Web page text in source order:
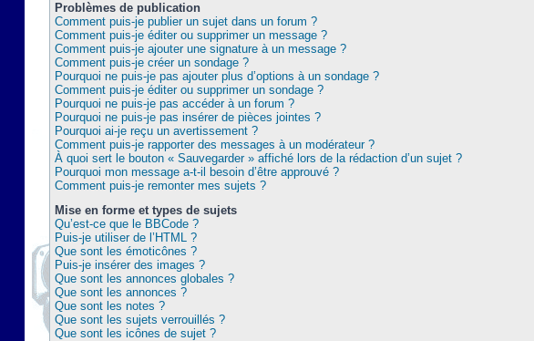
Problèmes de publication
Comment puis-je publier un sujet dans un forum ?
Comment puis-je éditer ou supprimer un message ?
Comment puis-je ajouter une signature à un message ?
Comment puis-je créer un sondage ?
Pourquoi ne puis-je pas ajouter plus d’options à un sondage ?
Comment puis-je éditer ou supprimer un sondage ?
Pourquoi ne puis-je pas accéder à un forum ?
Pourquoi ne puis-je pas insérer de pièces jointes ?
Pourquoi ai-je reçu un avertissement ?
Comment puis-je rapporter des messages à un modérateur ?
À quoi sert le bouton « Sauvegarder » affiché lors de la rédaction d’un sujet ?
Pourquoi mon message a-t-il besoin d’être approuvé ?
Comment puis-je remonter mes sujets ?
Mise en forme et types de sujets
Qu’est-ce que le BBCode ?
Puis-je utiliser de l’HTML ?
Que sont les émoticônes ?
Puis-je insérer des images ?
Que sont les annonces globales ?
Que sont les annonces ?
Que sont les notes ?
Que sont les sujets verrouillés ?
Que sont les icônes de sujet ?